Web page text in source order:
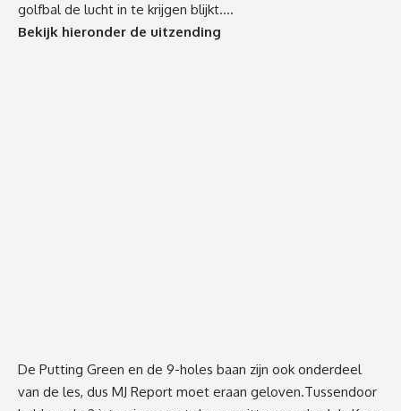
golfbal de lucht in te krijgen blijkt….
Bekijk hieronder de uitzending
De Putting Green en de 9-holes baan zijn ook onderdeel
van de les, dus MJ Report moet eraan geloven.Tussendoor